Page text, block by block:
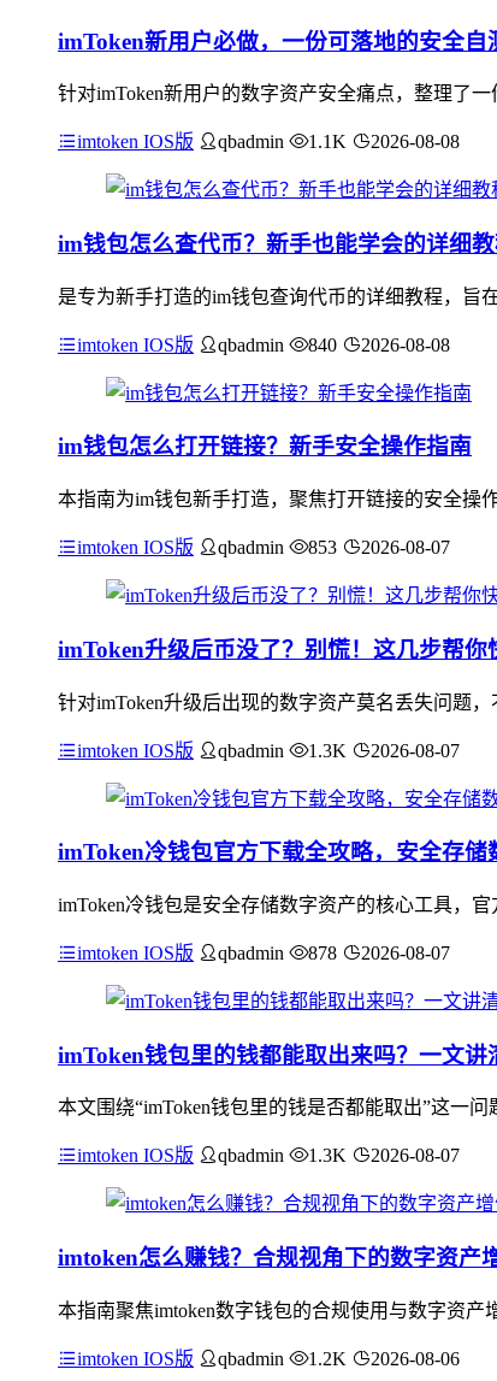
imToken新用户必做，一份可落地的安全自
针对imToken新用户的数字资产安全痛点，整理了
imtoken IOS版 qbadmin 1.1K 2026-08-08
im钱包怎么查代币？新手也能学会的详细
是专为新手打造的im钱包查询代币的详细教程，旨
imtoken IOS版 qbadmin 840 2026-08-08
im钱包怎么打开链接？新手安全操作指南
本指南为im钱包新手打造，聚焦打开链接的安全操
imtoken IOS版 qbadmin 853 2026-08-07
imToken升级后币没了？别慌！这几步帮你
针对imToken升级后出现的数字资产莫名丢失问题
imtoken IOS版 qbadmin 1.3K 2026-08-07
imToken冷钱包官方下载全攻略，安全存储
imToken冷钱包是安全存储数字资产的核心工具，
imtoken IOS版 qbadmin 878 2026-08-07
imToken钱包里的钱都能取出来吗？一文讲
本文围绕“imToken钱包里的钱是否都能取出”这一
imtoken IOS版 qbadmin 1.3K 2026-08-07
imtoken怎么赚钱？合规视角下的数字资产
本指南聚焦imtoken数字钱包的合规使用与数字资
imtoken IOS版 qbadmin 1.2K 2026-08-06